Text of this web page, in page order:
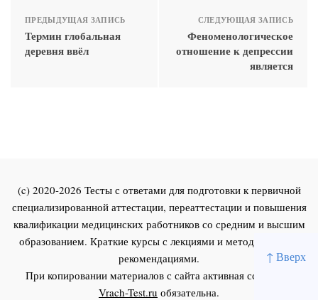
↑ Вверх
ПРЕДЫДУЩАЯ ЗАПИСЬ
Термин глобальная
деревня ввёл
СЛЕДУЮЩАЯ ЗАПИСЬ
Феноменологическое
отношение к депрессии
является
(c) 2020-2026 Тесты с ответами для подготовки к первичной
специализированной аттестации, переаттестации и повышения
квалификации медицинских работников со средним и высшим
образованием. Краткие курсы с лекциями и методическими
рекомендациями.
При копировании материалов с сайта активная ссылка на
Vrach-Test.ru обязательна.